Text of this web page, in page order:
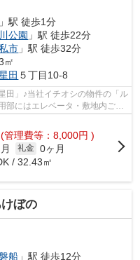
」駅 徒歩1分
公園 」駅 徒歩22分
市 」駅 徒歩32分
㎡
田 ５丁目10-8
田」♪当社イチオシの物件の「ル
部にはエレベータ・敷地内ごみ
(管理費等：8,000円 )
礼金 0ヶ月
/ 32.43㎡
ぼの
船 」駅 徒歩12分